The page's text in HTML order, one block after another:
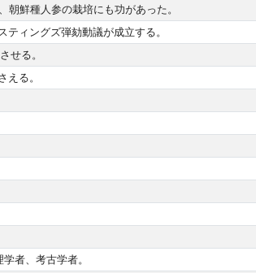
鮮種人参の栽培にも功があった。
ィングズ弾劾動議が成立する。
せる。
る。
者、考古学者。